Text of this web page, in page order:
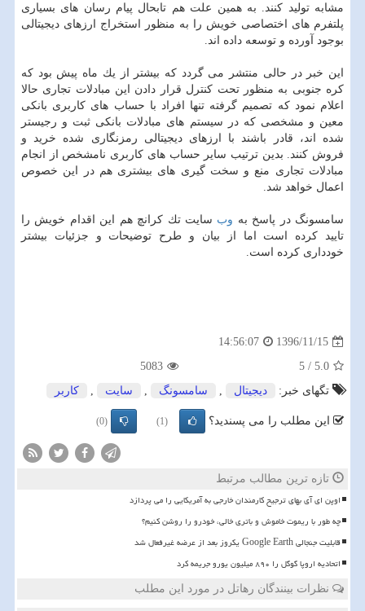
مشابه تولید كنند. به همین علت هم تابحال پیام رسان های بسیاری
پلتفرم های اختصاصی خویش را به منظور استخراج ارزهای دیجیتالی
بوجود آورده و توسعه داده اند.
این خبر در حالی منتشر می گردد كه بیشتر از یك ماه پیش بود كه
كره جنوبی به منظور تحت كنترل قرار دادن این مبادلات تجاری حالا
اعلام نمود كه تصمیم گرفته تنها افراد با حساب های كاربری بانكی
معین و مشخصی كه در سیستم های مبادلات بانكی ثبت و رجیستر
شده اند، قادر باشند با ارزهای دیجیتالی رمزنگاری شده خرید و
فروش كنند. بدین ترتیب سایر حساب های كاربری نامشخص از انجام
مبادلات تجاری منع و سخت گیری های بیشتری هم در این خصوص
اعمال خواهد شد.
سامسونگ در پاسخ به وب سایت تك كرانچ هم این اقدام خویش را
تایید كرده است اما از بیان و طرح توضیحات و جزئیات بیشتر
خودداری كرده است.
1396/11/15
14:56:07
5.0
/
5
5083
تگهای خبر:
دیجیتال , سامسونگ , سایت , كاربر
این مطلب را می پسندید؟ (1)
(0)
تازه ترین مطالب مرتبط
اوپن ای آی بهای ترجیح کارمندان خارجی به آمریکایی را می پردازد
چه طور با ریموت خاموش و باتری خالی، خودرو را روشن کنیم؟
قابلیت جنجالی Google Earth یکروز بعد از عرضه غیرفعال شد
اتحادیه اروپا گوگل را ۸۹۰ میلیون یورو جریمه کرد
نظرات بینندگان رهاتل در مورد این مطلب